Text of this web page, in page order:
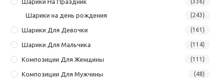
Шарики на день рождения (243)
Шарики Для Девочки (161)
Шарики Для Мальчика (114)
Композиции Для Женщины (111)
Композиции Для Мужчины (48)